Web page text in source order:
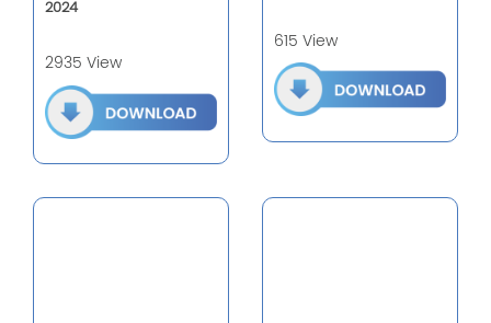
2024
2935 View
615 View